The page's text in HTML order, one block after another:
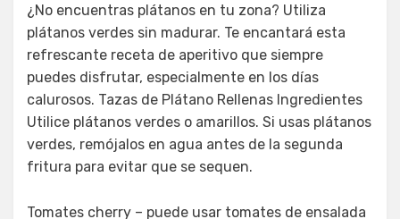
¿No encuentras plátanos en tu zona? Utiliza
plátanos verdes sin madurar. Te encantará esta
refrescante receta de aperitivo que siempre
puedes disfrutar, especialmente en los días
calurosos. Tazas de Plátano Rellenas Ingredientes
Utilice plátanos verdes o amarillos. Si usas plátanos
verdes, remójalos en agua antes de la segunda
fritura para evitar que se sequen.
Tomates cherry – puede usar tomates de ensalada